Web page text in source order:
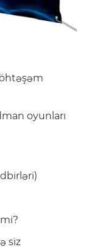
oyunları
siz